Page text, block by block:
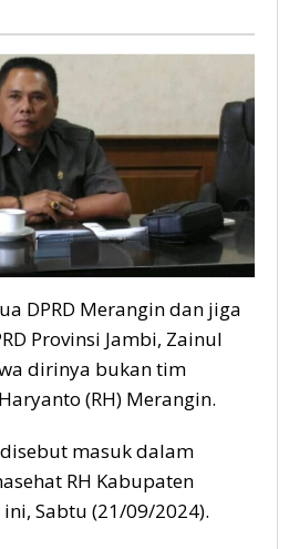
Tim
RH
Merangin
DPRD Merangin dan jiga
Provinsi Jambi, Zainul
dirinya bukan tim
(RH) Merangin.
masuk dalam
RH Kabupaten
Sabtu (21/09/2024).